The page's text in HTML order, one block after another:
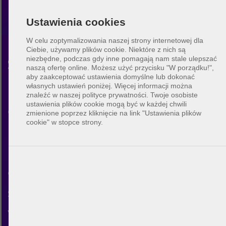
Ustawienia cookies
W celu zoptymalizowania naszej strony internetowej dla
Ciebie, używamy plików cookie. Niektóre z nich są
niezbędne, podczas gdy inne pomagają nam stale ulepszać
naszą ofertę online.
Możesz użyć przycisku "W porządku!",
aby zaakceptować ustawienia domyślne lub dokonać
własnych ustawień poniżej. Więcej informacji można
znaleźć w naszej polityce prywatności. Twoje osobiste
ustawienia plików cookie mogą być w każdej chwili
zmienione poprzez kliknięcie na link "Ustawienia plików
cookie" w stopce strony.
Siatkówka plażowa
Dayton
Odkryj społeczność siatkówki
plażowej w Dayton. Z BeachUp
graczami, znaleźć boiska w
swoim mieście, zaplanować
własne mecze i poznać